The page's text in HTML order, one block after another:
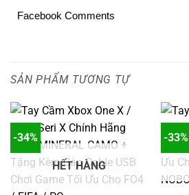
Facebook Comments
SẢN PHẨM TƯƠNG TỰ
-34%
HẾT HÀNG
-33%